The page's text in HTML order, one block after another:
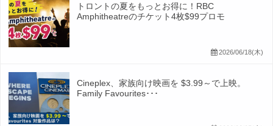
トロントの夏をもっとお得に！RBC
Amphitheatreのチケット4枚$99プロモ
2026/06/18(木)
Cineplex、家族向け映画を $3.99～で上映。
Family Favourites･･･